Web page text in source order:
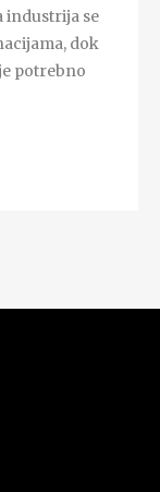
industrija se
dok
potrebno